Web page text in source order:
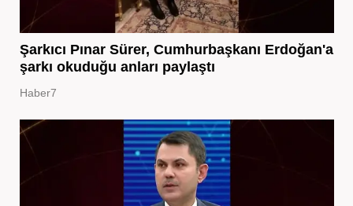
Şarkıcı Pınar Sürer, Cumhurbaşkanı Erdoğan'a
şarkı okuduğu anları paylaştı
Haber7